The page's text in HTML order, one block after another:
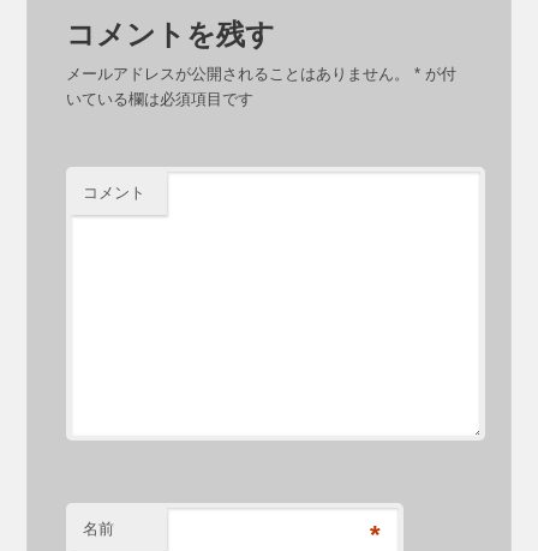
コメントを残す
メールアドレスが公開されることはありません。 * が付
いている欄は必須項目です
コメント
名前 *